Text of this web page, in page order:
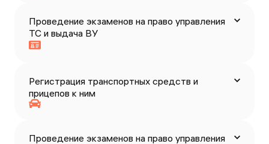
Проведение экзаменов на право управления
ТС и выдача ВУ
Регистрация транспортных средств и
прицепов к ним
Проведение экзаменов на право управления